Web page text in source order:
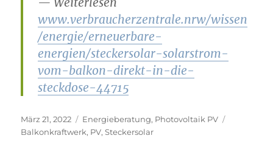
www.verbraucherzentrale.nrw/wissen
/energie/erneuerbare-
energien/steckersolar-solarstrom-
vom-balkon-direkt-in-die-
steckdose-44715
Veröffentlicht
am
März 21, 2022 Kategorien
Energieberatung, Photovoltaik PV
Balkonkraftwerk, PV,Steckersolar